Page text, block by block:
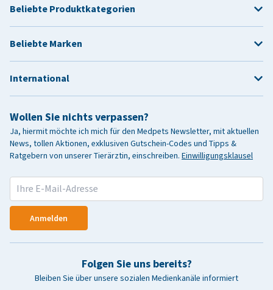
Wollen Sie nichts verpassen?
Ja, hiermit möchte ich mich für den Medpets Newsletter, mit aktuellen
News, tollen Aktionen, exklusiven Gutschein-Codes und Tipps &
Ratgebern von unserer Tierärztin, einschreiben. Einwilligungsklausel
Anmelden
Folgen Sie uns bereits?
Bleiben Sie über unsere sozialen Medienkanäle informiert
Beliebte Produktkategorien
Beliebte Marken
International